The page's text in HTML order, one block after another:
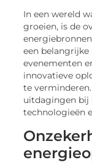
In een wereld
groeien, is de
een
evenementen
innovatieve
te
uitdagingen bij
technologieën